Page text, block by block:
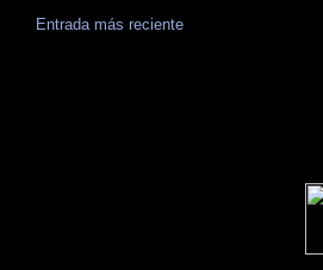
Entrada más reciente